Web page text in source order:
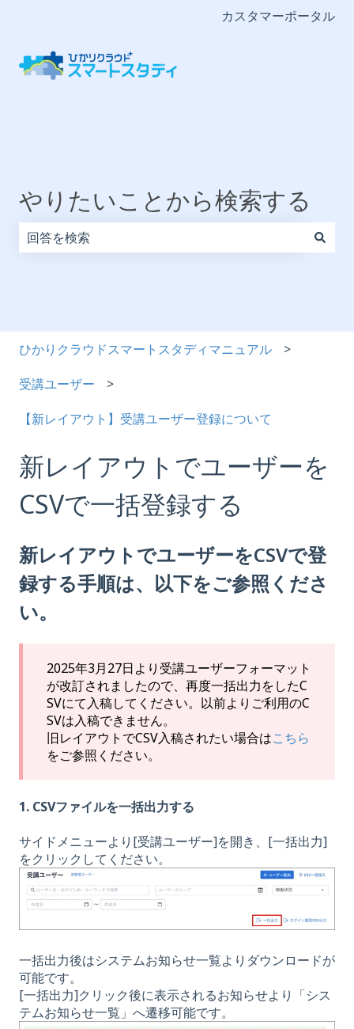
カスタマーポータル
やりたいことから検索する
ひかりクラウドスマートスタディマニュアル
受講ユーザー
【新レイアウト】受講ユーザー登録について
新レイアウトでユーザーを
CSVで一括登録する
新レイアウトでユーザーをCSVで登
録する手順は、以下をご参照くださ
い。
2025年3月27日より受講ユーザーフォーマット
が改訂されましたので、再度一括出力をしたC
SVにて入稿してください。以前よりご利用のC
SVは入稿できません。
旧レイアウトでCSV入稿されたい場合はこちら
をご参照ください。
1. CSVファイルを一括出力する
サイドメニューより[受講ユーザー]を開き、[一括出力]
をクリックしてください。
一括出力後はシステムお知らせ一覧よりダウンロードが
可能です。
[一括出力]クリック後に表示されるお知らせより「シス
テムお知らせ一覧」へ遷移可能です。